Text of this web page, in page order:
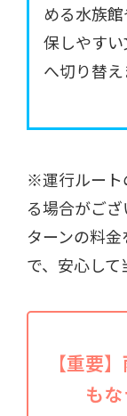
める水族
保しやす
へ切り替え
※運行ルート
る場合がご
ターンの料
で、安心して
【重要
も